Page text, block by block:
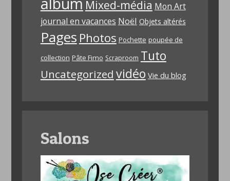
Mixed-média Mon Art
journal en vacances Noël Objets altérés
Pages Photos Pochette poupée de
collection Pâte Fimo Scraproom Tuto
Uncategorized vidéo Vie du blog
Salons